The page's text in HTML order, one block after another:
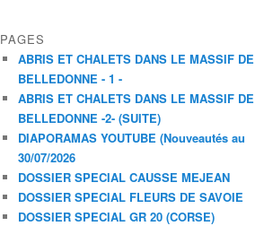
PAGES
ABRIS ET CHALETS DANS LE MASSIF DE
BELLEDONNE - 1 -
ABRIS ET CHALETS DANS LE MASSIF DE
BELLEDONNE -2- (SUITE)
DIAPORAMAS YOUTUBE (Nouveautés au
30/07/2026
DOSSIER SPECIAL CAUSSE MEJEAN
DOSSIER SPECIAL FLEURS DE SAVOIE
DOSSIER SPECIAL GR 20 (CORSE)